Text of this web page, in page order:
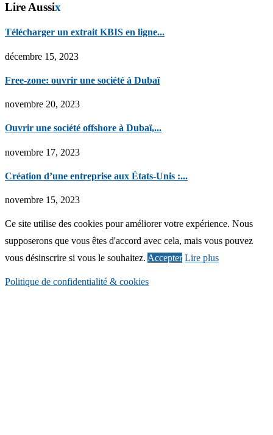
Lire Aussix
Télécharger un extrait KBIS en ligne...
décembre 15, 2023
Free-zone: ouvrir une société à Dubaï
novembre 20, 2023
Ouvrir une société offshore à Dubaï,...
novembre 17, 2023
Création d’une entreprise aux États-Unis :...
novembre 15, 2023
Ce site utilise des cookies pour améliorer votre expérience. Nous
supposerons que vous êtes d'accord avec cela, mais vous pouvez
vous désinscrire si vous le souhaitez. Accepter Lire plus
Politique de confidentialité & cookies